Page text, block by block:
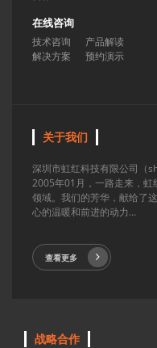
在线咨询
技术咨询
产品解读
解决方案
预约演示
关于我们
深圳市虹红科技有限公司（
2005年01月，一路走来，虹
领域。我们的芳华，献给了
心的温暖和前进的动力...
查看更多
战略合作